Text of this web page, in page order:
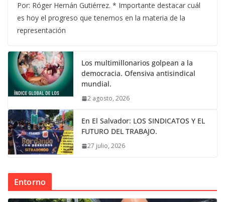
Por: Róger Hernán Gutiérrez. * Importante destacar cuál
es hoy el progreso que tenemos en la materia de la
representación
Los multimillonarios golpean a la
democracia. Ofensiva antisindical
mundial.
2 agosto, 2026
En El Salvador: LOS SINDICATOS Y EL
FUTURO DEL TRABAJO.
27 julio, 2026
Entorno